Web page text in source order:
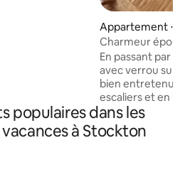
les
travailleurs à
les groupes qui
Appartement ⋅
Charmeur
En passant par
avec verrou sur
bien entretenue,
escaliers et en
vous accéderez
appartement
équipements d'un
populaires dans les
à Stockton